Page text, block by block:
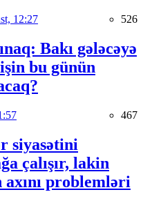
12:27 526
Bakı gələcəyə
bu günün
467
siyasətini
çalışır, lakin
problemləri